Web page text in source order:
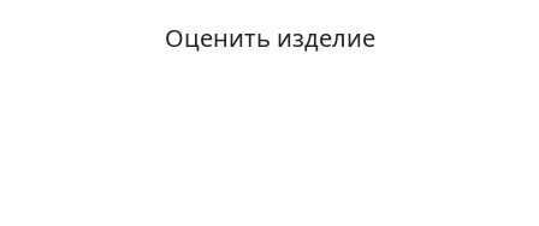
Оценить изделие